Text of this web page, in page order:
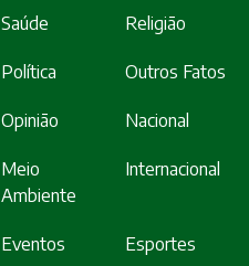
Saúde Religião
Política Outros Fatos
Opinião Nacional
Meio
Ambiente
Internacional
Eventos Esportes